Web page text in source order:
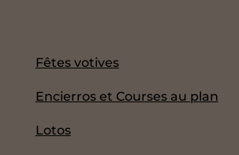
Fêtes votives
Encierros et Courses au plan
Lotos